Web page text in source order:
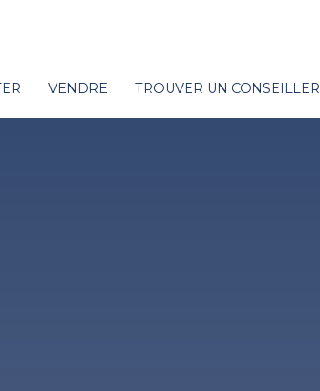
VENDRE TROUVER UN CONSEILLER